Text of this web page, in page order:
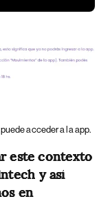
acceder a la app.
este contexto
y así
en